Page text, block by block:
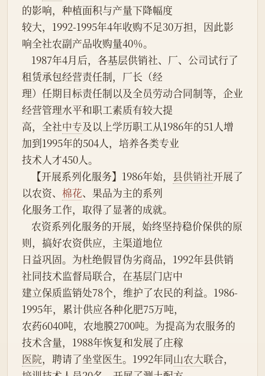
的影响，种植面积与产量下降幅度
较大，1992-1995年4年收购不足30万担，因此影
响全社农副产品收购量40％。
租赁承包经营责任制，厂长（经
理）任期目标责任制以及全员劳动合同制等，企业
经营管理水平和职工素质有较大提
高，全社中专及以上学历职工从1986年的51人增
加到1995年的504人，培养各类专业
技术人才450人。
    【开展系列化服务】1986年始，
县供销社开展了
以农资、 棉花、果品为主的系列
化服务工作，取得了显著的成就。
则，搞好农资供应，主渠道地位
日益巩固。为杜绝假冒伪劣商品，1992年县供销
社同技术监督局联合，在基层门店中
建立保质监销处78个，维护了农民的利益。1986-
1995年，累计供应各种化肥75万吨，
农药6040吨，农地膜2700吨。为提高为农服务的
技术含量，1988年恢复和发展了庄稼
医院，聘请了坐堂医生。1992年同山农大联合，